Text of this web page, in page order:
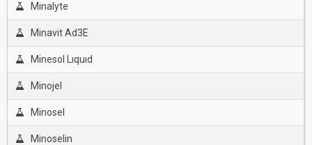
Minalyte
Minavit Ad3E
Minesol Lıquıd
Minojel
Minosel
Minoselin